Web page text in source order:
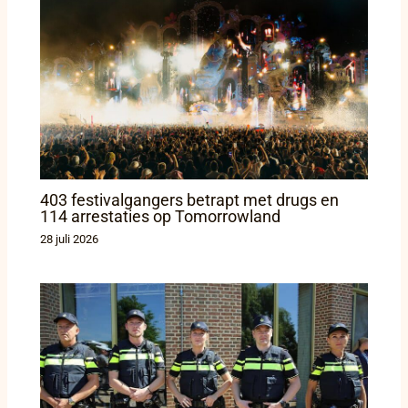
403 festivalgangers betrapt met drugs en
114 arrestaties op Tomorrowland
28 juli 2026